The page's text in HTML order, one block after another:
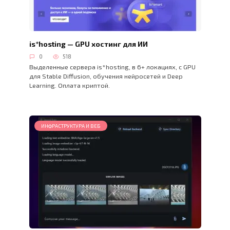
is*hosting — GPU хостинг для ИИ
0 518
Выделенные сервера is*hosting, в 6+ локациях, с GPU
для Stable Diffusion, обучения нейросетей и Deep
Learning. Оплата криптой.
ИНФРАСТРУКТУРА И ВЕБ